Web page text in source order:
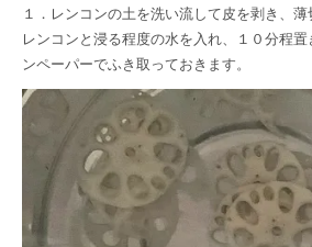
１．レンコンの土を洗い流して皮を剥き、
レンコンと浸る程度の水を入れ、１０分程
ンペーパーでふき取っておきます。